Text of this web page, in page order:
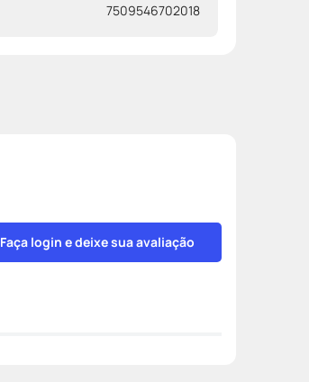
7509546702018
Faça login e deixe sua avaliação